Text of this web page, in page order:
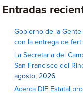
Entradas
Gobierno de la
con la entrega de
La Secretaria del
San Francisco del
agosto, 2026
Acerca DIF Estatal